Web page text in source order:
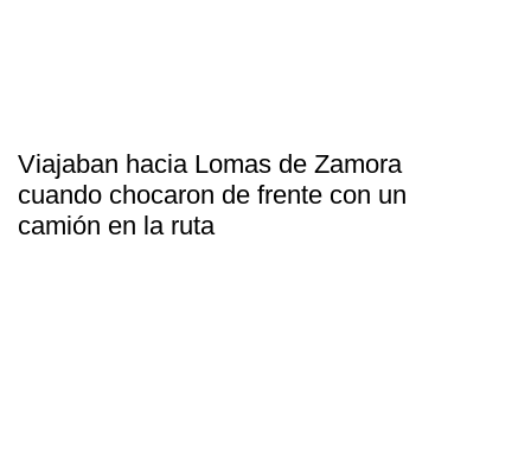
Viajaban hacia Lomas de Zamora
cuando chocaron de frente con un
camión en la ruta